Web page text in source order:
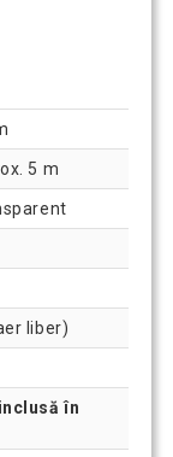
5 m
liber)
în